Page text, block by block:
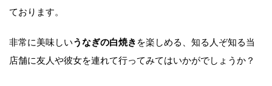
ております。
非常に美味しいうなぎの白焼き を楽しめる、知る人ぞ知る当
店舗に友人や彼女を連れて行ってみてはいかがでしょうか？